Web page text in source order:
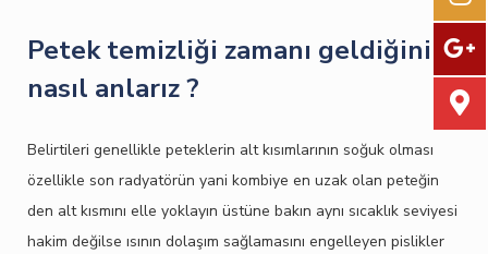
Petek temizliği zamanı geldiğini
nasıl anlarız ?
Belirtileri genellikle peteklerin alt kısımlarının soğuk olması
özellikle son radyatörün yani kombiye en uzak olan peteğin
den alt kısmını elle yoklayın üstüne bakın aynı sıcaklık seviyesi
hakim değilse ısının dolaşım sağlamasını engelleyen pislikler